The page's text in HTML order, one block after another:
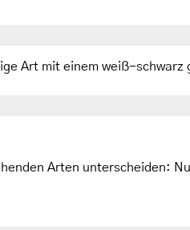
Art mit einem weiß-
Arten unterscheiden: